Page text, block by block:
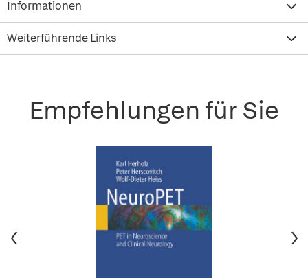
Informationen
Weiterführende Links
Empfehlungen für Sie